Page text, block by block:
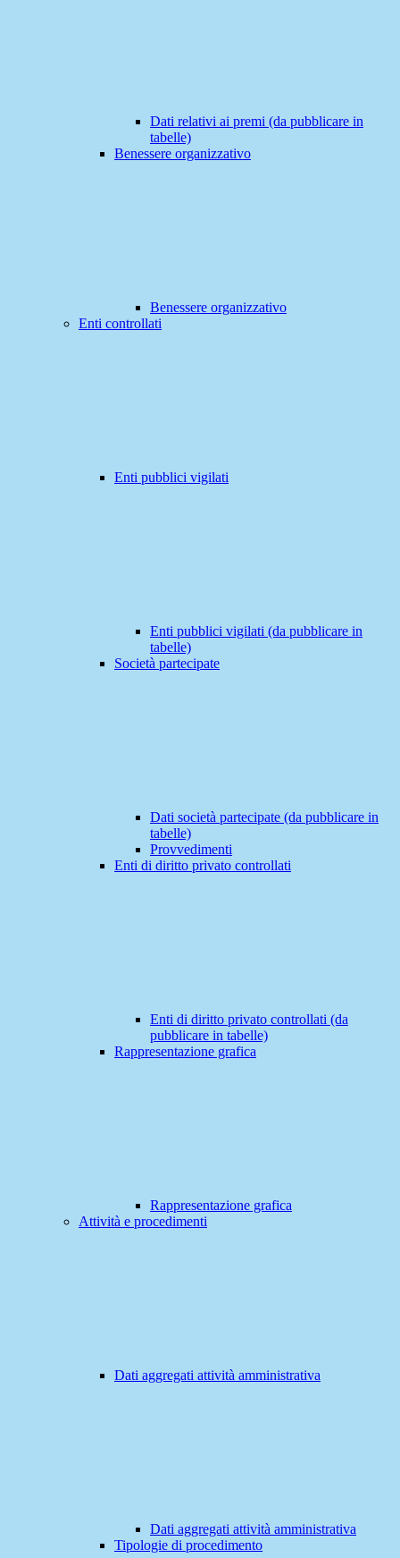
Dati relativi ai premi (da pubblicare in
tabelle)
Benessere organizzativo
Benessere organizzativo
Enti controllati
Enti pubblici vigilati
Enti pubblici vigilati (da pubblicare in
tabelle)
Società partecipate
Dati società partecipate (da pubblicare in
tabelle)
Provvedimenti
Enti di diritto privato controllati
Enti di diritto privato controllati (da
pubblicare in tabelle)
Rappresentazione grafica
Rappresentazione grafica
Attività e procedimenti
Dati aggregati attività amministrativa
Dati aggregati attività amministrativa
Tipologie di procedimento